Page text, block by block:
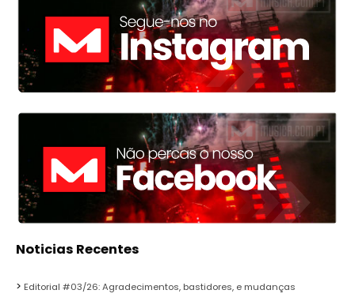
Noticias Recentes
Editorial #03/26: Agradecimentos, bastidores, e mudanças